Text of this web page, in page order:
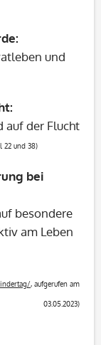
und
auf der Flucht
22 und 38)
bei
besondere
am Leben
, aufgerufen am
03.05.2023)